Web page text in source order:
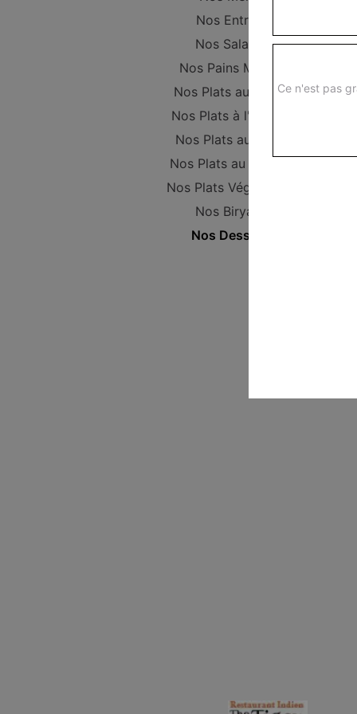
Nos Entrées
Nos Salades
Nos Pains Maison
Nos Plats au poulet
Nos Plats à l'Agneau
Nos Plats au Boeuf
Nos Plats au Poisson
Nos Plats Végétariens
Nos Biryanis
Nos Desserts
Ce n'est pas